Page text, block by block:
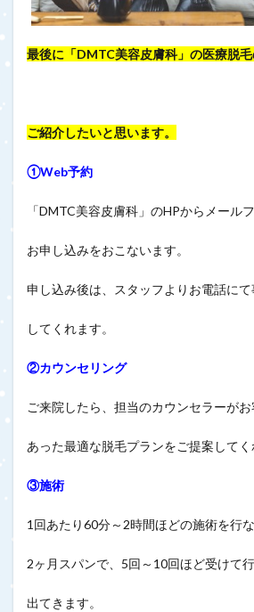
最後に「DMTC美容皮膚科」の医療脱
ご紹介したいと思います。
①Web予約
「DMTC美容皮膚科」のHPからメール
お申し込みをおこないます。
申し込み後は、スタッフよりお電話に
してくれます。
②カウンセリング
ご来院したら、担当のカウンセラーが
あった最適な脱毛プランをご提案してく
③施術
1回あたり60分～2時間ほどの施術を行な
2ヶ月スパンで、5回～10回ほど受けて
出てきます。